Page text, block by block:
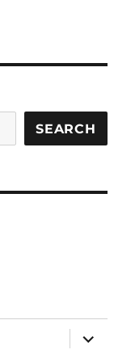
SEARCH
expand
child